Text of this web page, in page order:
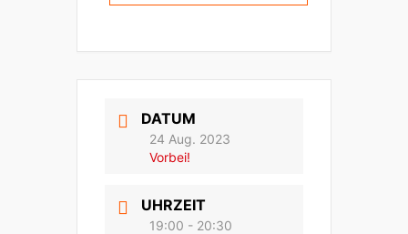
DATUM
24 Aug. 2023
Vorbei!
UHRZEIT
19:00 - 20:30